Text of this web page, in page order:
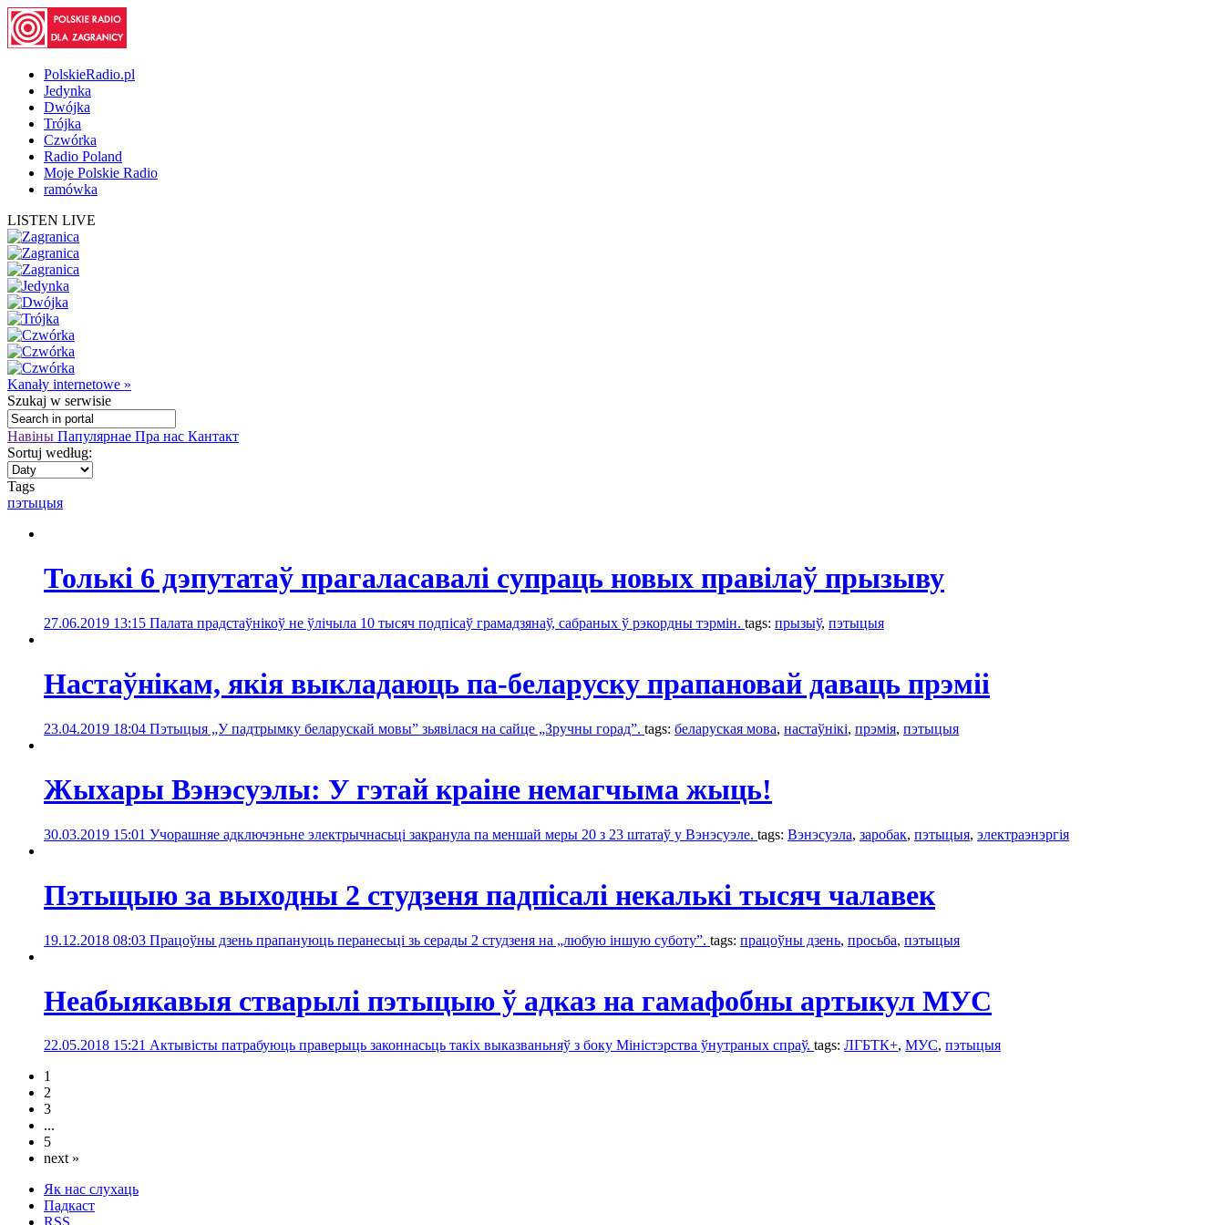
PolskieRadio.pl
Jedynka
Dwójka
Trójka
Czwórka
Radio Poland
Moje Polskie Radio
ramówka
LISTEN LIVE
Kanały internetowe »
Szukaj w serwisie
Навіны Папулярнае Пра нас Кантакт
Sortuj według:
Tags
пэтыцыя
Толькі 6 дэпутатаў прагаласавалі супраць новых правілаў прызыву
27.06.2019 13:15 Палата прадстаўнікоў не ўлічыла 10 тысяч подпісаў грамадзянаў, сабраных ў рэкордны тэрмін. tags: прызыў, пэтыцыя
Настаўнікам, якія выкладаюць па-беларуску прапановай даваць прэміі
23.04.2019 18:04 Пэтыцыя „У падтрымку беларускай мовы” зьявілася на сайце „Зручны горад”. tags: беларуская мова, настаўнікі, прэмія, пэтыцыя
Жыхары Вэнэсуэлы: У гэтай краіне немагчыма жыць!
30.03.2019 15:01 Учорашняе адключэньне электрычнасьці закранула па меншай меры 20 з 23 штатаў у Вэнэсуэле. tags: Вэнэсуэла, заробак, пэтыцыя, электраэнэргія
Пэтыцыю за выходны 2 студзеня падпісалі некалькі тысяч чалавек
19.12.2018 08:03 Працоўны дзень прапануюць перанесьці зь серады 2 студзеня на „любую іншую суботу”. tags: працоўны дзень, просьба, пэтыцыя
Неабыякавыя стварылі пэтыцыю ў адказ на гамафобны артыкул МУС
22.05.2018 15:21 Актывісты патрабуюць праверыць законнасьць такіх выказваньняў з боку Міністэрства ўнутраных спраў. tags: ЛГБТК+, МУС, пэтыцыя
1
2
3
...
5
next »
Як нас слухаць
Падкаст